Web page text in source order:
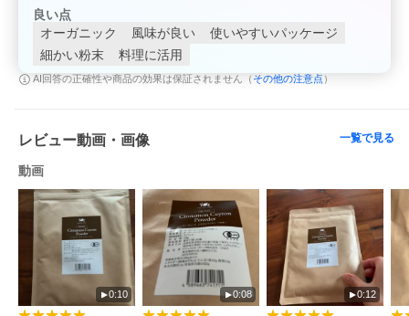
良い点
オーガニック
風味が良い
使いやすいパッケージ
細かい粉末
料理に活用
AI回答の正確性や商品の効果は保証されません（ その他の注意点 ）
レビュー動画・画像 一覧で見る
動画
0:10 0:08 0:12